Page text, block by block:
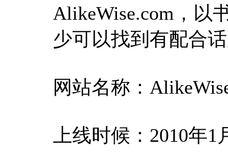
AlikeWise.com，以
少可以找到有配合
网站名称：
上线时候：2010年1